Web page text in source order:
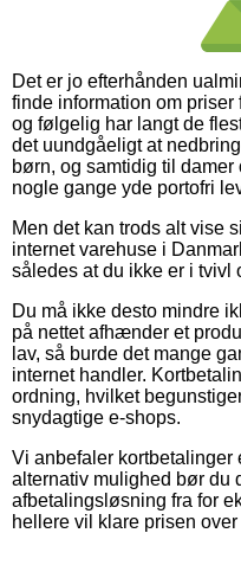
Det er jo efterhånden
finde information om priser
og følgelig har langt de
det uundgåeligt at
børn, og samtidig til
nogle gange yde portofri
Men det kan trods alt vise
internet varehuse i
således at du ikke er i tvivl
Du må ikke desto mindre
på nettet afhænder et
lav, så burde det mange
internet handler.
ordning, hvilket
snydagtige e-shops.
Vi anbefaler kortbetalinger
alternativ mulighed bør du
afbetalingsløsning fra for
hellere vil klare prisen